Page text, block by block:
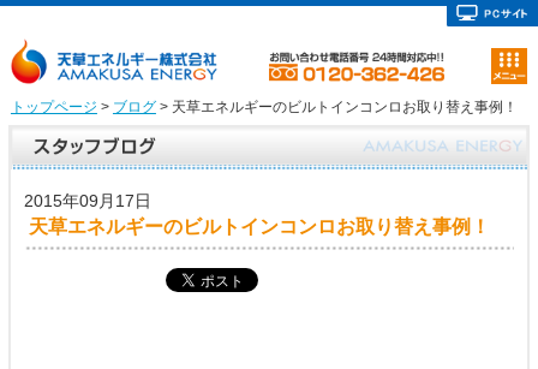
トップページ > ブログ> 天草エネルギーのビルトインコンロお取り替え事例！
2015年09月17日
天草エネルギーのビルトインコンロお取り替え事例！